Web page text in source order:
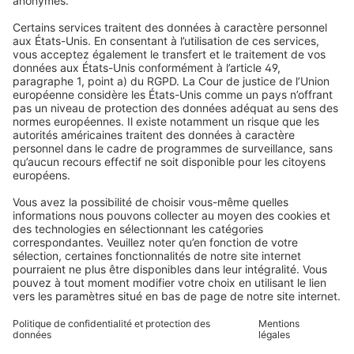
Stores enrouleurs
Stores vénitiens
Volets roulants
Moteurs pour volets roulants
Moustiquaires
Stores bannes
Maison connectée
Électronique et radio
Droit de rétractation
Newsletter
Délais de livraison et expédition
Modes de paiement
Conditions des bons d'achat
Consignes de sécurité
Enregistrements
Informations obligatoires pour les consommateurs
Qui sommes-nous
Pourquoi choisir Domondo ?
Ce que disent nos clients
Avis
Modes de paiement
Partenaires d'expédition
Politique de confidentialité et protection des données